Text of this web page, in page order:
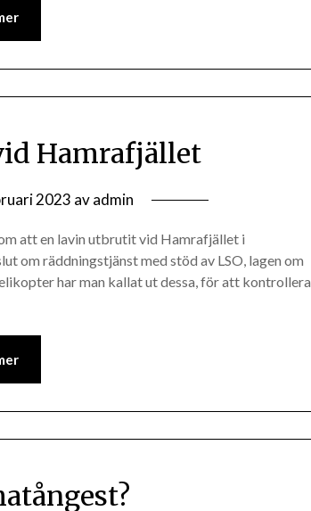
Hamrafjället
2023 avadmin
att en lavin utbrutit vid Hamrafjället i
om räddningstjänst med stöd av LSO, lagen om
har man kallat ut dessa, för att kontrollera